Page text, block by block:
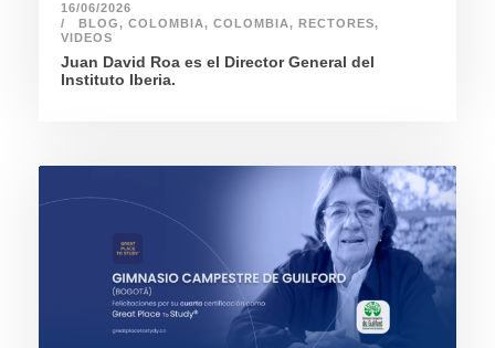
16/06/2026
BLOG, COLOMBIA, COLOMBIA, RECTORES,
VIDEOS
Juan David Roa es el Director General del
Instituto Iberia.